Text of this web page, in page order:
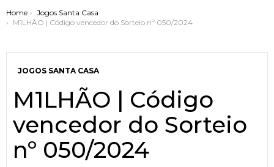
You are here:
Home
Jogos Santa Casa
M1LHÃO | Código vencedor do Sorteio nº 050/2024
JOGOS SANTA CASA
M1LHÃO | Código
vencedor do Sorteio
nº 050/2024